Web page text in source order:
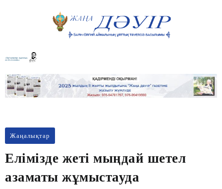
Жаңалықтар
Елімізде жеті мыңдай шетел
азаматы жұмыстауда